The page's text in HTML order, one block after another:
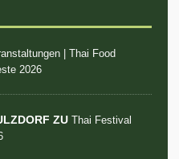
| Thai Food
2026
ZU Thai Festival